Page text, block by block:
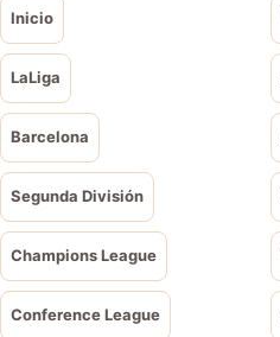
Inicio
LaLiga
Barcelona
Segunda División
Champions League
Conference League